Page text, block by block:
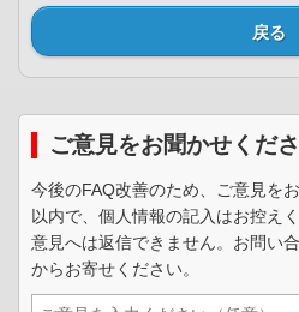
戻る
ご意見をお聞かせくだ
今後のFAQ改善のため、ご意見を
以内で、個人情報の記入はお控え
意見へは返信できません。お問い
からお寄せください。